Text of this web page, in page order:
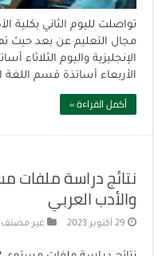
تواصلت لليوم الثاني بكلية
مجال التعليم عن بعد حيث
الإنجليزية واليوم الثلاثاء
الأربعاء أساتذة قسم اللغة
أكمل القراءة »
والأدب العربي
29 أكتوبر 2023 غير مصنف